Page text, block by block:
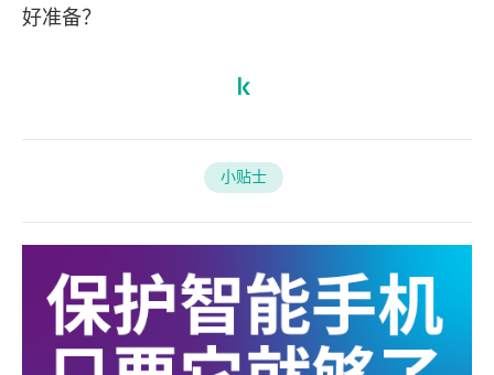
好准备？
小贴士